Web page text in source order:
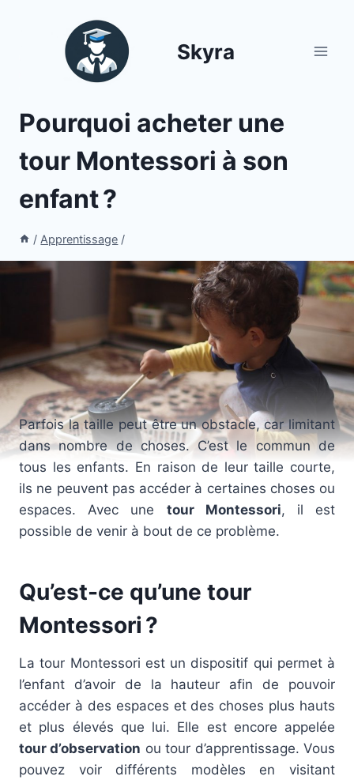
Skyra
Pourquoi acheter une
tour Montessori à son
enfant ?
/ Apprentissage /
Parfois la taille peut être un obstacle, car limitant
dans nombre de choses. C’est le commun de
tous les enfants. En raison de leur taille courte,
ils ne peuvent pas accéder à certaines choses ou
espaces. Avec une tour Montessori, il est
possible de venir à bout de ce problème.
Qu’est-ce qu’une tour
Montessori ?
La tour Montessori est un dispositif qui permet à
l’enfant d’avoir de la hauteur afin de pouvoir
accéder à des espaces et des choses plus hauts
et plus élevés que lui. Elle est encore appelée
tour d’observation ou tour d’apprentissage. Vous
pouvez voir différents modèles en visitant